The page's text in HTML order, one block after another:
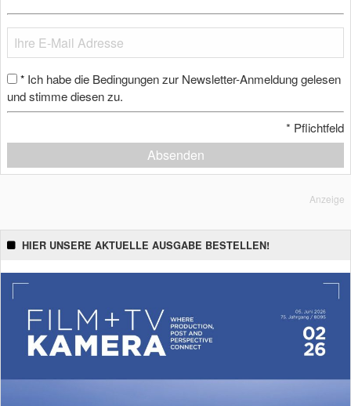
* Ich habe die Bedingungen zur Newsletter-Anmeldung gelesen
und stimme diesen zu.
* Pflichtfeld
Absenden
Anzeige
HIER UNSERE AKTUELLE AUSGABE BESTELLEN!